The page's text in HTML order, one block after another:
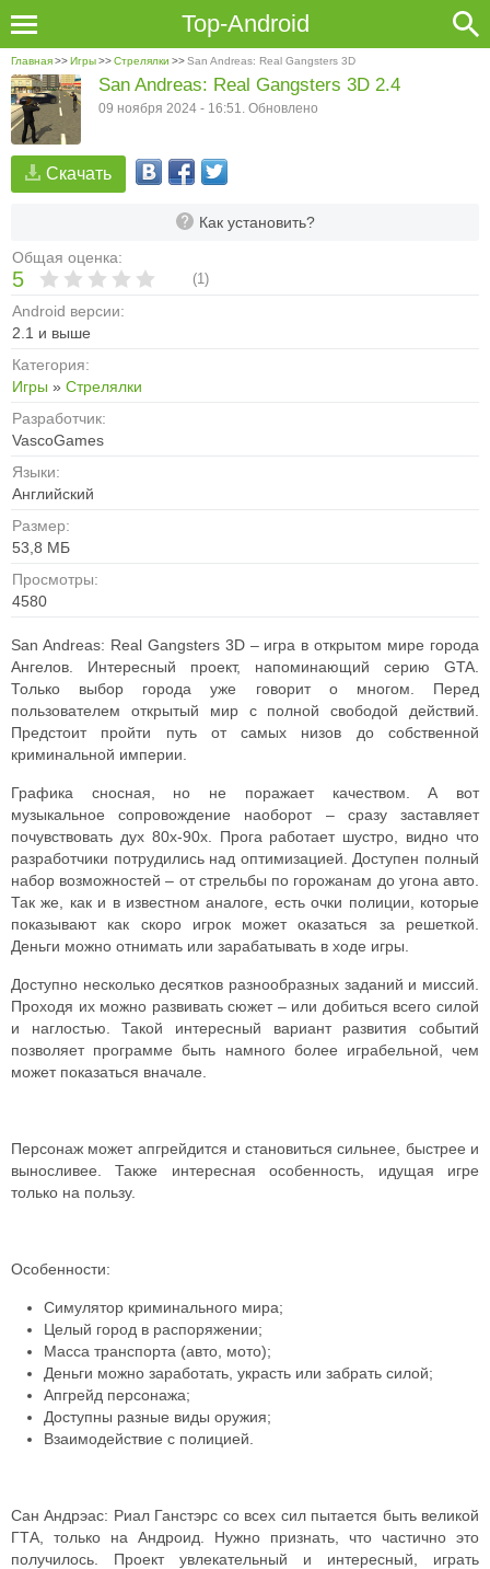
Top-Android
Главная>>Игры>>Стрелялки >>San Andreas: Real Gangsters 3D
Скачать
Как установить?
Общая оценка:
5 (1)
Android версии:
2.1 и выше
Категория:
Игры » Стрелялки
Разработчик:
VascoGames
Языки:
Английский
Размер:
53,8 МБ
Просмотры:
4580
San Andreas: Real Gangsters 3D 2.4
09 ноября 2024 - 16:51. Обновлено
San Andreas: Real Gangsters 3D – игра в открытом мире города
Ангелов. Интересный проект, напоминающий серию GTA.
Только выбор города уже говорит о многом. Перед
пользователем открытый мир с полной свободой действий.
Предстоит пройти путь от самых низов до собственной
криминальной империи.
Графика сносная, но не поражает качеством. А вот
музыкальное сопровождение наоборот – сразу заставляет
почувствовать дух 80х-90х. Прога работает шустро, видно что
разработчики потрудились над оптимизацией. Доступен полный
набор возможностей – от стрельбы по горожанам до угона авто.
Так же, как и в известном аналоге, есть очки полиции, которые
показывают как скоро игрок может оказаться за решеткой.
Деньги можно отнимать или зарабатывать в ходе игры.
Доступно несколько десятков разнообразных заданий и миссий.
Проходя их можно развивать сюжет – или добиться всего силой
и наглостью. Такой интересный вариант развития событий
позволяет программе быть намного более играбельной, чем
может показаться вначале.
Персонаж может апгрейдится и становиться сильнее, быстрее и
выносливее. Также интересная особенность, идущая игре
только на пользу.
Особенности:
Симулятор криминального мира;
Целый город в распоряжении;
Масса транспорта (авто, мото);
Деньги можно заработать, украсть или забрать силой;
Апгрейд персонажа;
Доступны разные виды оружия;
Взаимодействие с полицией.
Сан Андрэас: Риал Ганстэрс со всех сил пытается быть великой
ГТА, только на Андроид. Нужно признать, что частично это
получилось. Проект увлекательный и интересный, играть